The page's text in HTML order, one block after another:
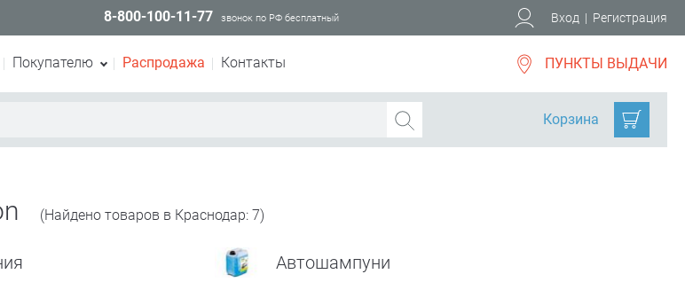
8-800-100-11-77 звонок по РФ бесплатный Вход | Регистрация
Покупателю Распродажа Контакты ПУНКТЫ ВЫДАЧИ
Корзина
(Найдено товаров в Краснодар: 7)
Автошампуни